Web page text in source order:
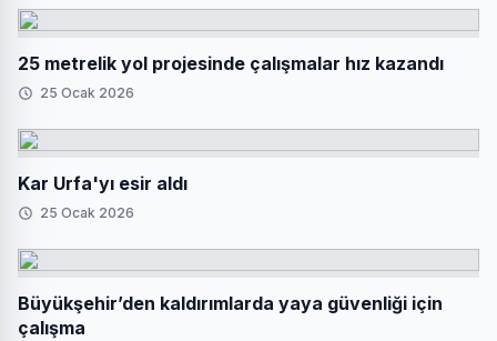
25 metrelik yol projesinde çalışmalar hız kazandı
25 Ocak 2026
Kar Urfa'yı esir aldı
25 Ocak 2026
Büyükşehir’den kaldırımlarda yaya güvenliği için
çalışma